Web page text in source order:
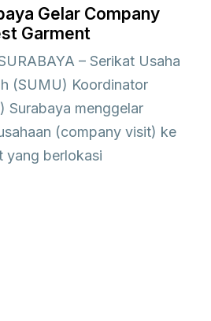
Gelar Company
Garment
– Serikat Usaha
(SUMU) Koordinator
Surabaya menggelar
(company visit) ke
yang berlokasi